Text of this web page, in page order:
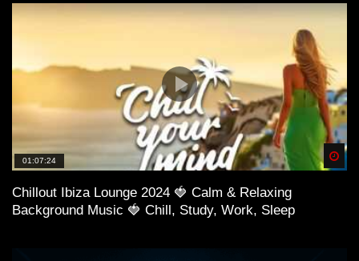
01:07:24
Chillout Ibiza Lounge 2024 🍓 Calm & Relaxing
Background Music 🍓 Chill, Study, Work, Sleep